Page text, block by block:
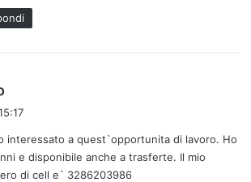
t
t
a
e
t
interessato a quest`opportunita di lavoro. Ho
e disponibile anche a trasferte. Il mio
di cell e` 3286203986